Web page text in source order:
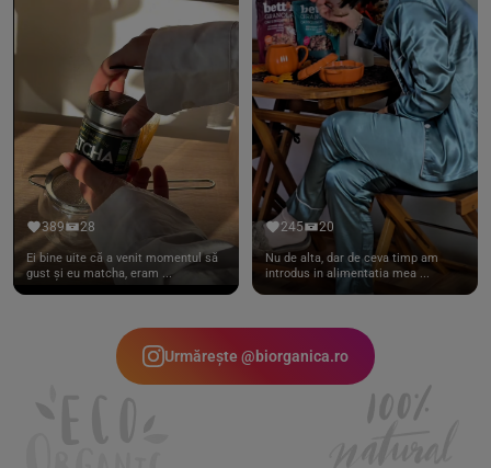
389 28
Ei bine uite că a venit momentul să
gust și eu matcha, eram ...
245 20
Nu de alta, dar de ceva timp am
introdus in alimentatia mea ...
Urmărește @biorganica.ro